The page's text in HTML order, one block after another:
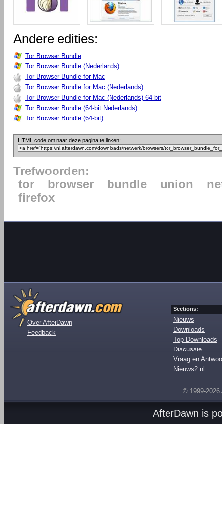
Andere edities:
Tor Browser Bundle
Tor Browser Bundle (Nederlands)
Tor Browser Bundle for Mac
Tor Browser Bundle for Mac (Nederlands)
Tor Browser Bundle for Mac (Nederlands) 64-bit
Tor Browser Bundle (64-bit Nederlands)
Tor Browser Bundle (64-bit)
HTML code om naar deze pagina te linken:
Trefwoorden:
tor
browser bundle union
firefox
Over AfterDawn
Feedback
Sections:
Nieuws
Downloads
Top Downloads
Discussie
Vraag en
Nieuws2.nl
© 1999-2026
AfterDawn is